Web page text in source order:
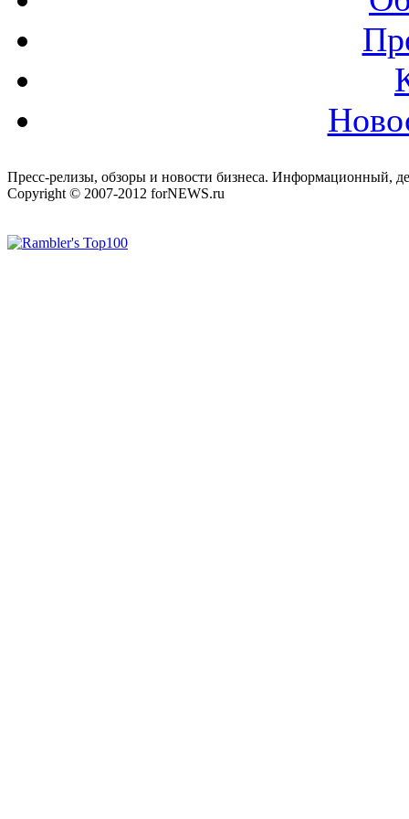
Пресс-релизы, обзоры и новости бизнеса. Информационный,
Copyright © 2007-2012 forNEWS.ru